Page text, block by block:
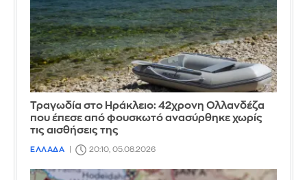
Τραγωδία στο Ηράκλειο: 42χρονη Ολλανδέζα
που έπεσε από φουσκωτό ανασύρθηκε χωρίς
τις αισθήσεις της
ΕΛΛΑΔΑ 20:10, 05.08.2026